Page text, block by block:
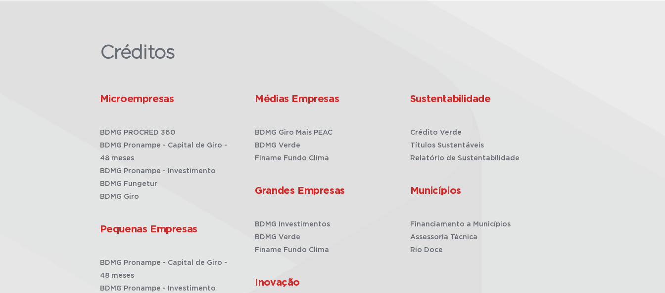
Créditos
Microempresas
BDMG PROCRED 360
BDMG Pronampe - Capital de Giro -
48 meses
BDMG Pronampe - Investimento
BDMG Fungetur
BDMG Giro
Pequenas Empresas
BDMG Pronampe - Capital de Giro -
48 meses
BDMG Pronampe - Investimento
Médias Empresas
BDMG Giro Mais PEAC
BDMG Verde
Finame Fundo Clima
Grandes Empresas
BDMG Investimentos
BDMG Verde
Finame Fundo Clima
Inovação
Sustentabilidade
Crédito Verde
Títulos Sustentáveis
Relatório de Sustentabilidade
Municípios
Financiamento a Municípios
Assessoria Técnica
Rio Doce